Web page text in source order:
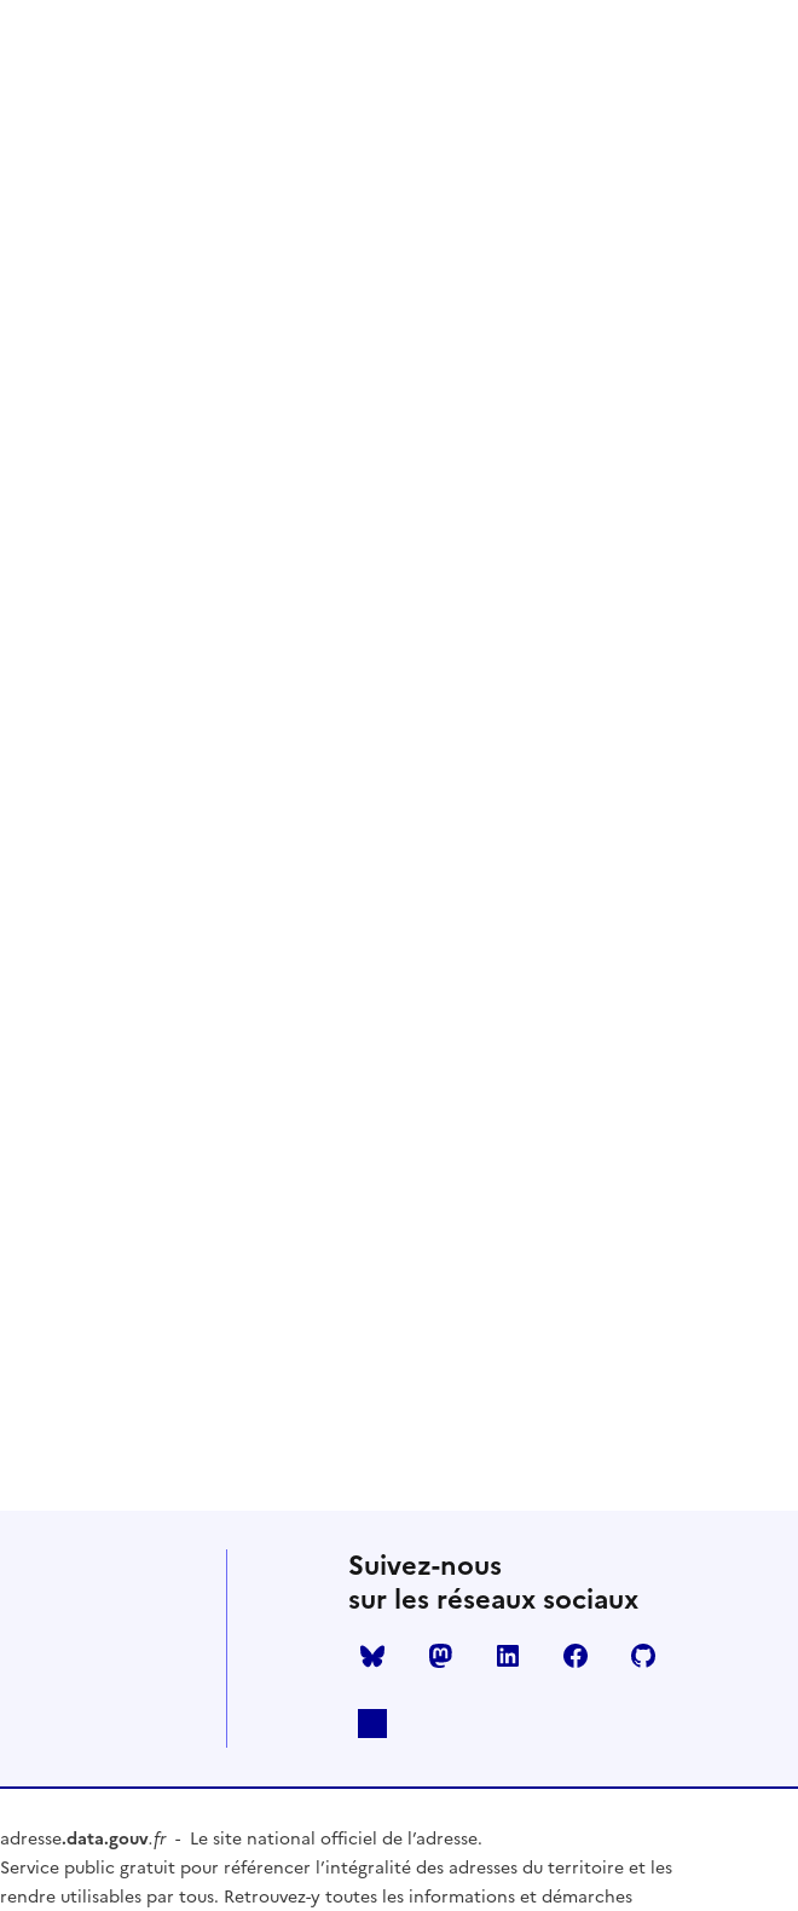
Suivez-nous
sur les réseaux sociaux
MastodonLinkedIn Facebook
adresse.data.gouv.fr- Le site national officiel de l’adresse.
Service public gratuit pour référencer l’intégralité des adresses du territoire et les
rendre utilisables par tous. Retrouvez-y toutes les informations et démarches